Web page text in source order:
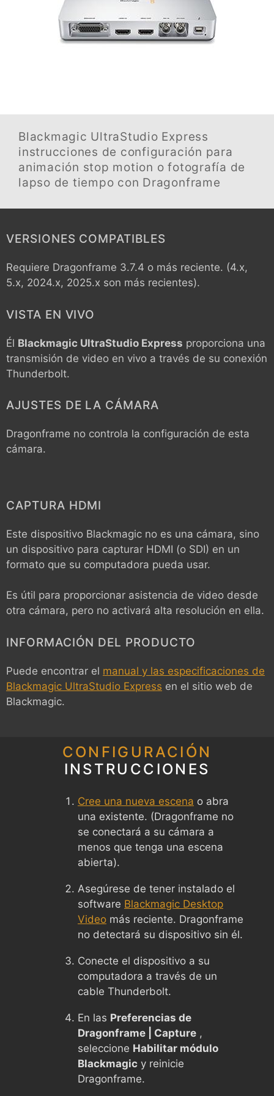
Blackmagic UltraStudio Express
instrucciones de configuración para
animación stop motion o fotografía de
lapso de tiempo con Dragonframe
VERSIONES COMPATIBLES
Requiere Dragonframe 3.7.4 o más reciente. (4.x,
5.x, 2024.x, 2025.x son más recientes).
VISTA EN VIVO
Él Blackmagic UltraStudio Express proporciona una
transmisión de video en vivo a través de su conexión
Thunderbolt.
AJUSTES DE LA CÁMARA
Dragonframe no controla la configuración de esta
cámara.
CAPTURA HDMI
Este dispositivo Blackmagic no es una cámara, sino
un dispositivo para capturar HDMI (o SDI) en un
formato que su computadora pueda usar.
Es útil para proporcionar asistencia de video desde
otra cámara, pero no activará alta resolución en ella.
INFORMACIÓN DEL PRODUCTO
Puede encontrar el manual y las especificaciones de
Blackmagic UltraStudio Express en el sitio web de
Blackmagic.
CONFIGURACIÓN
INSTRUCCIONES
Cree una nueva escena o abra
una existente. (Dragonframe no
se conectará a su cámara a
menos que tenga una escena
abierta).
Asegúrese de tener instalado el
software Blackmagic Desktop
Video más reciente. Dragonframe
no detectará su dispositivo sin él.
Conecte el dispositivo a su
computadora a través de un
cable Thunderbolt.
En las Preferencias de
Dragonframe | Capture ,
seleccione Habilitar módulo
Blackmagic y reinicie
Dragonframe.